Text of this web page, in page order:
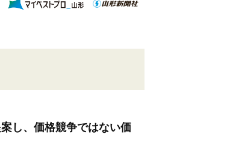
し、価格競争ではない価